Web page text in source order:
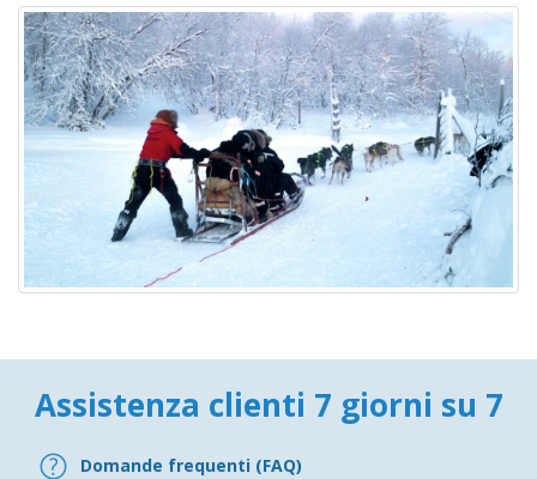
Assistenza clienti 7 giorni su 7
Domande frequenti (FAQ)